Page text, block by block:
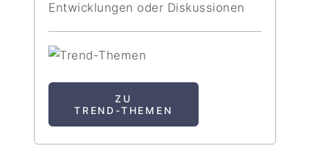
Entwicklungen oder Diskussionen
ZU
TREND-THEMEN